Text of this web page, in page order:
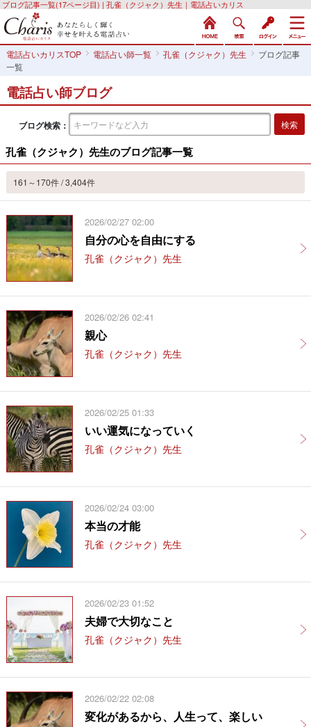
ブログ記事一覧(17ページ目) | 孔雀（クジャク）先生｜電話占いカリス
電話占いカリスTOP 電話占い師一覧 孔雀（クジャク）先生
ブログ記事
一覧
電話占い師ブログ
ブログ検索：
孔雀（クジャク）先生のブログ記事一覧
161～170件 / 3,404件
2026/02/27 02:00
自分の心を自由にする
孔雀（クジャク）先生
2026/02/26 02:41
親心
孔雀（クジャク）先生
2026/02/25 01:33
いい運気になっていく
孔雀（クジャク）先生
2026/02/24 03:00
本当の才能
孔雀（クジャク）先生
2026/02/23 01:52
夫婦で大切なこと
孔雀（クジャク）先生
2026/02/22 02:08
変化があるから、人生って、楽しい